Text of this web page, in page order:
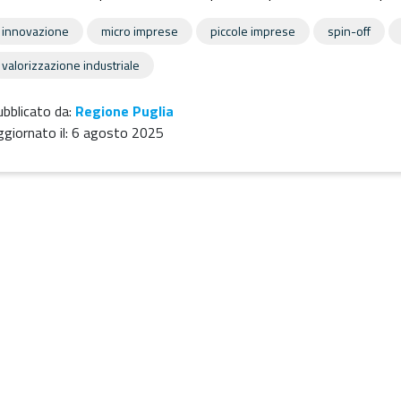
innovazione micro imprese piccole imprese
spin-off
valorizzazione industriale
da: Regione Puglia
il: 6 agosto 2025